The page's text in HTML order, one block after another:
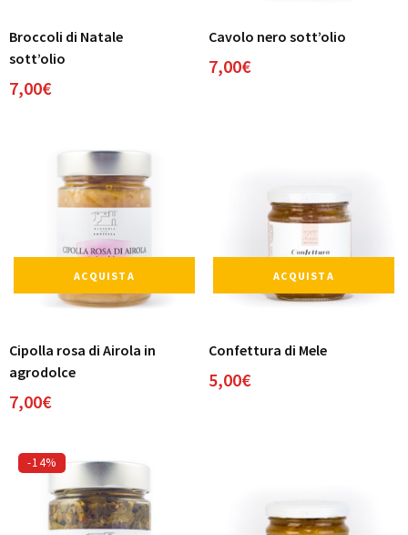
Broccoli di Natale
sott’olio
7,00€
Cavolo nero sott’olio
7,00€
ACQUISTA
Cipolla rosa di Airola in
agrodolce
7,00€
ACQUISTA
Confettura di Mele
5,00€
-14%